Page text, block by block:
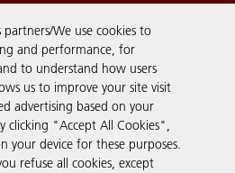
en moins de 5 minutes.
temps précieux à mes
!
Directeur Général
partners/We use cookies to
and performance, for
to understand how users
us to improve your site visit
advertising based on your
clicking "Accept All Cookies",
your device for these purposes.
refuse all cookies, except